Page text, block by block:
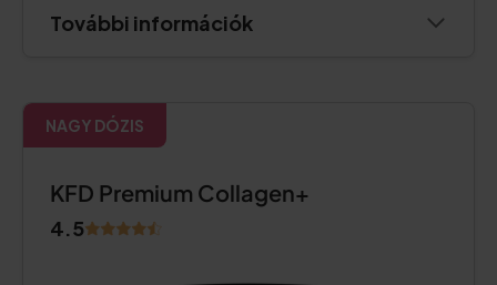
További információk
NAGY DÓZIS
KFD Premium Collagen+
4.5